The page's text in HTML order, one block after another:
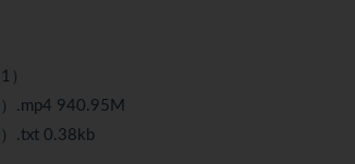
）
.mp4 940.95M
.txt 0.38kb